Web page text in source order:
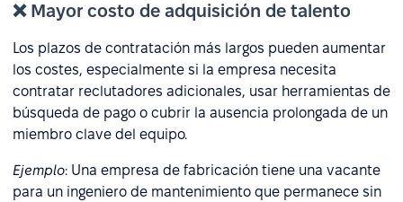
❌ Mayor costo de adquisición de talento
Los plazos de contratación más largos pueden aumentar
los costes, especialmente si la empresa necesita
contratar reclutadores adicionales, usar herramientas de
búsqueda de pago o cubrir la ausencia prolongada de un
miembro clave del equipo.
Ejemplo: Una empresa de fabricación tiene una vacante
para un ingeniero de mantenimiento que permanece sin